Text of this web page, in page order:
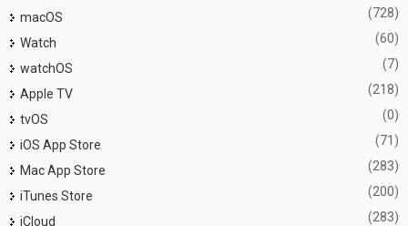
macOS (728)
Watch (60)
watchOS (7)
Apple TV (218)
tvOS (0)
iOS App Store (71)
Mac App Store (283)
iTunes Store (200)
iCloud (283)